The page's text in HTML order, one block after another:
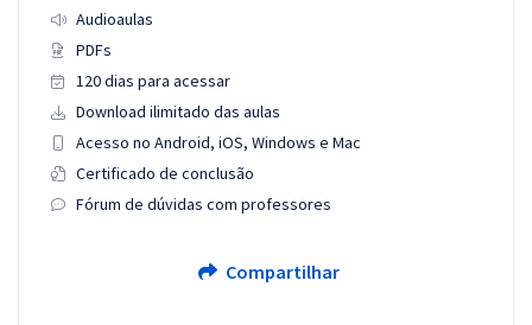
Audioaulas
PDFs
120 dias para acessar
Download ilimitado das aulas
Acesso no Android, iOS, Windows e Mac
Certificado de conclusão
Fórum de dúvidas com professores
Compartilhar